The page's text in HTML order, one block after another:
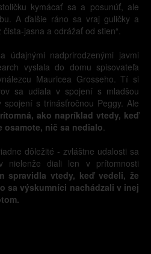
kymácať sa a posunúť, ale
A ďalšie ráno sa vraj guličky a
jasna a odrážať od stien“.
údajnými nadprirodzenými javmi
vyslala do domu spisovateľa
Mauricea Grosseho. Tí si
sa udiala v spojení s mladšou
s trinásťročnou Peggy. Ale
ako napríklad vtedy, keď
osamote, nič sa nedialo.
dôležité - zvláštne udalosti sa
nielenže diali len v prítomnosti
spravidla vtedy, keď vedeli, že
sa výskumníci nachádzali v inej